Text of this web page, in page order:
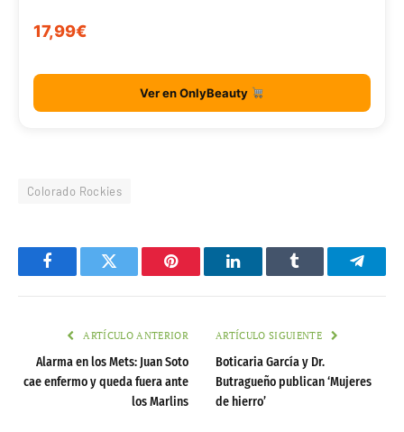
17,99€
Ver en OnlyBeauty
Colorado Rockies
FacebookTwitter Pinterest LinkedInTumblr
ARTÍCULO ANTERIOR
Alarma en los Mets: Juan Soto
cae enfermo y queda fuera ante
los Marlins
ARTÍCULO SIGUIENTE
Boticaria García y Dr.
Butragueño publican ‘Mujeres
de hierro’